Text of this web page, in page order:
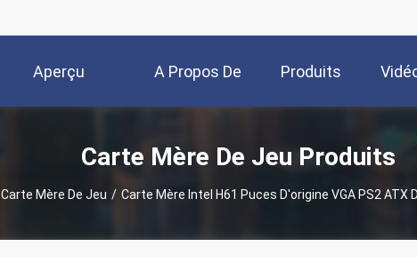
Aperçu A Propos De
Nous
Produits
Carte Mère De Jeu Produits
Carte Mère De Jeu / Carte Mère Intel H61 Puces D'origine VGA PS2 ATX